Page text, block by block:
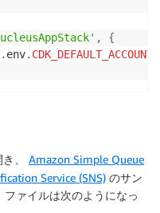
,
{
. env. CDK_DEFAULT_ACCOUNT
、 Amazon Simple Queue
Service (SNS) のサン
ァイルは次のようになっ